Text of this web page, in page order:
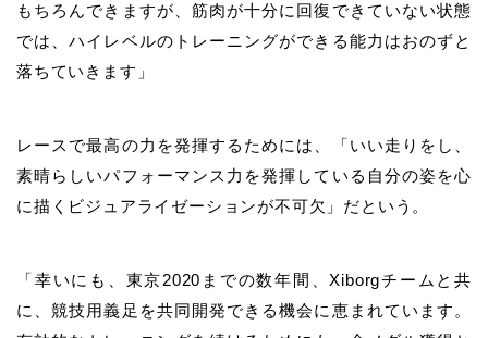
もちろんできますが、筋肉が十分に回復できていない状態
では、ハイレベルのトレーニングができる能力はおのずと
落ちていきます」
レースで最高の力を発揮するためには、「いい走りをし、
素晴らしいパフォーマンス力を発揮している自分の姿を心
に描くビジュアライゼーションが不可欠」だという。
「幸いにも、東京2020までの数年間、Xiborgチームと共
に、競技用義足を共同開発できる機会に恵まれています。